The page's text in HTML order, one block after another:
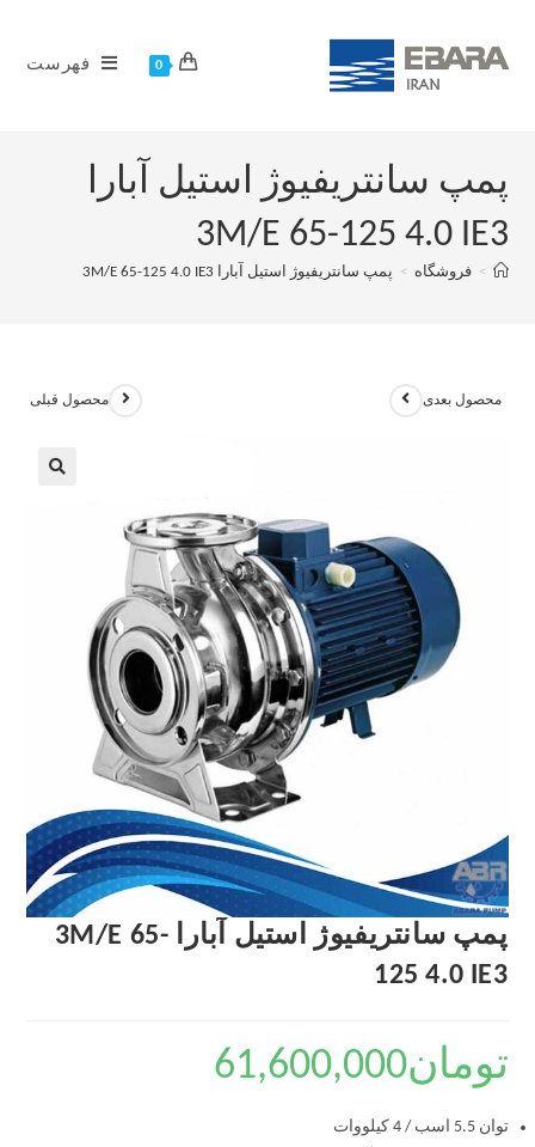
0 فهرست
پمپ سانتریفیوژ استیل آبارا
3M/E 65-125 4.0 IE3
> فروشگاه > پمپ سانتریفیوژ استیل آبارا 3M/E 65-125 4.0 IE3
محصول قبلی محصول بعدی
پمپ سانتریفیوژ استیل آبارا 3M/E 65-
125 4.0 IE3
تومان61,600,000
توان 5.5 اسب / 4 کیلووات